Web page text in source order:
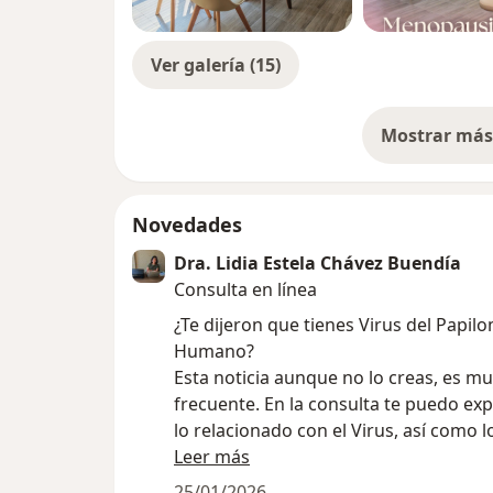
Ver galería (15)
Mostrar
Novedades
Dra. Lidia Estela Chávez Buendía
Consulta en línea
¿Te dijeron que tienes Virus del
Humano?
Esta noticia aunque no lo creas, es
frecuente. En la consulta te puedo
lo relacionado con el Virus, así como
diferentes estudios que debemos
podemos resolver todas las dudas que
Leer más